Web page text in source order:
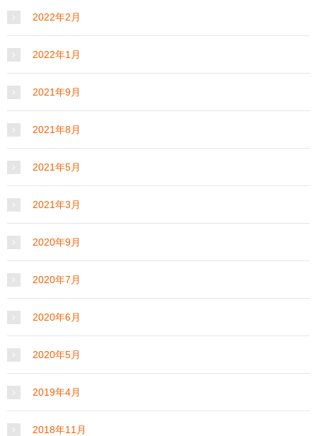
2022年2月
2022年1月
2021年9月
2021年8月
2021年5月
2021年3月
2020年9月
2020年7月
2020年6月
2020年5月
2019年4月
2018年11月